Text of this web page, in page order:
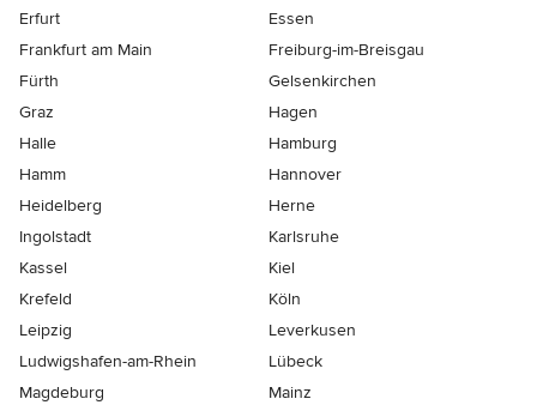
Erfurt
Essen
Frankfurt am Main
Freiburg-im-Breisgau
Fürth
Gelsenkirchen
Graz
Hagen
Halle
Hamburg
Hamm
Hannover
Heidelberg
Herne
Ingolstadt
Karlsruhe
Kassel
Kiel
Krefeld
Köln
Leipzig
Leverkusen
Ludwigshafen-am-Rhein
Lübeck
Magdeburg
Mainz